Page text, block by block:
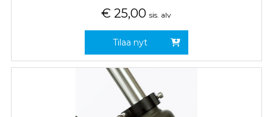
€ 25,00 sis. alv
Tilaa nyt